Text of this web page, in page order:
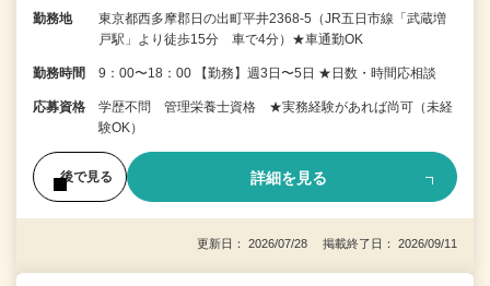
勤務地
東京都西多摩郡日の出町平井2368-5（JR五日市線「武蔵増
戸駅」より徒歩15分 車で4分）★車通勤OK
勤務時間 9：00〜18：00 【勤務】週3日〜5日 ★日数・時間応相談
応募資格
学歴不問 管理栄養士資格 ★実務経験があれば尚可（未経
験OK）
後で見る 詳細を見る
更新日： 2026/07/28 掲載終了日： 2026/09/11